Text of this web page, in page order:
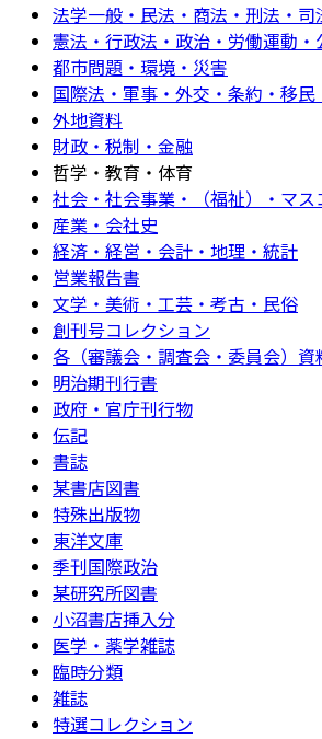
法学一般・民法・商法・刑法・司
憲法・行政法・政治・労働運動・
都市問題・環境・災害
国際法・軍事・外交・条約・移民
外地資料
財政・税制・金融
哲学・教育・体育
社会・社会事業・（福祉）・マス
産業・会社史
経済・経営・会計・地理・統計
営業報告書
文学・美術・工芸・考古・民俗
創刊号コレクション
各（審議会・調査会・委員会）資
明治期刊行書
政府・官庁刊行物
伝記
書誌
某書店図書
特殊出版物
東洋文庫
季刊国際政治
某研究所図書
小沼書店挿入分
医学・薬学雑誌
臨時分類
雑誌
特選コレクション